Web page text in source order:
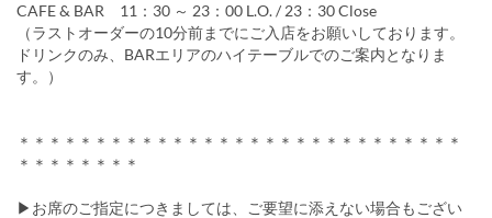
CAFE & BAR 11：30 ～ 23：00 L.O. / 23：30 Close
（ラストオーダーの10分前までにご入店をお願いしております。
ドリンクのみ、BARエリアのハイテーブルでのご案内となりま
す。）
＊＊＊＊＊＊＊＊＊＊＊＊＊＊＊＊＊＊＊＊＊＊＊＊＊＊＊＊＊
＊＊＊＊＊＊＊＊
▶お席のご指定につきましては、ご要望に添えない場合もござい